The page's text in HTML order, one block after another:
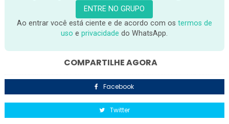
ENTRE NO GRUPO
Ao entrar você está ciente e de acordo com os termos de
uso eprivacidade do WhatsApp.
COMPARTILHE AGORA
Facebook
Twitter